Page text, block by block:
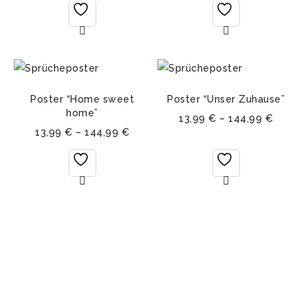
Poster “Home sweet
home”
13,99 € – 144,99 €
Poster “Unser Zuhause”
13,99 € – 144,99 €